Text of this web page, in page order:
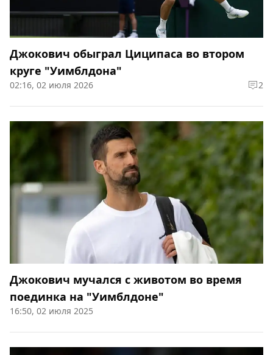
Джокович обыграл Циципаса во втором
круге "Уимблдона"
02:16, 02 июля 2026 2
Джокович мучался с животом во время
поединка на "Уимблдоне"
16:50, 02 июля 2025